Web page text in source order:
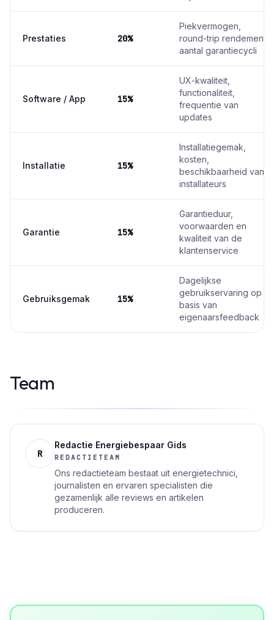
Prestaties 20%
Piekvermogen,
round-trip rendement,
aantal garantiecycli
Software / App 15%
UX-kwaliteit,
functionaliteit,
frequentie van
updates
Installatie 15%
Installatiegemak,
kosten,
beschikbaarheid van
installateurs
Garantie 15%
Garantieduur,
voorwaarden en
kwaliteit van de
klantenservice
Gebruiksgemak 15%
Dagelijkse
gebruikservaring op
basis van
eigenaarsfeedback
Team
R
Redactie Energiebespaar Gids
REDACTIETEAM
Ons redactieteam bestaat uit energietechnici,
journalisten en ervaren specialisten die
gezamenlijk alle reviews en artikelen
produceren.